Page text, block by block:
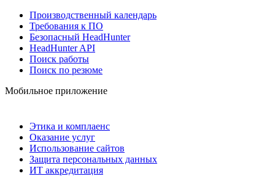
Производственный календарь
Требования к ПО
Безопасный HeadHunter
HeadHunter API
Поиск работы
Поиск по резюме
Мобильное приложение
Этика и комплаенс
Оказание услуг
Использование сайтов
Защита персональных данных
ИТ аккредитация